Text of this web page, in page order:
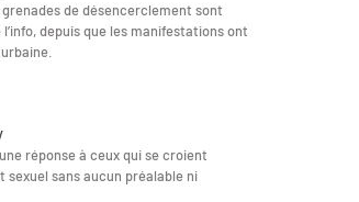
de désencerclement sont
depuis que les manifestations ont
réponse à ceux qui se croient
sans aucun préalable ni